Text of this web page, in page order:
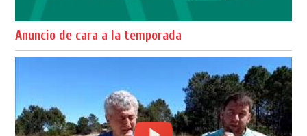
Anuncio de cara a la temporada